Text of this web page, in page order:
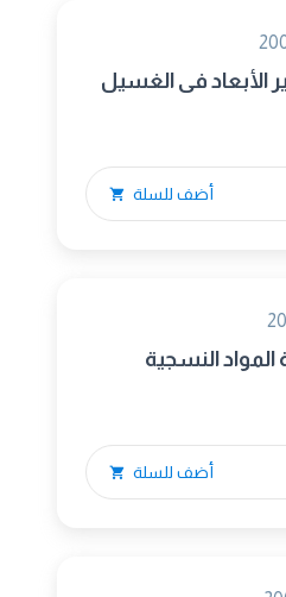
تغير الأبعاد فى الغسيل
أضف للسلة
المواد النسجية
أضف للسلة